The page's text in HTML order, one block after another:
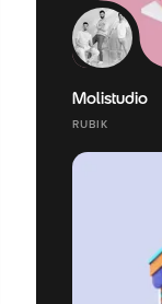
Molistudio
RUBIK